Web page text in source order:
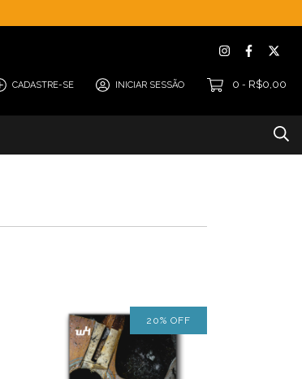
CADASTRE-SE INICIAR SESSÃO 0 - R$0,00
20% OFF